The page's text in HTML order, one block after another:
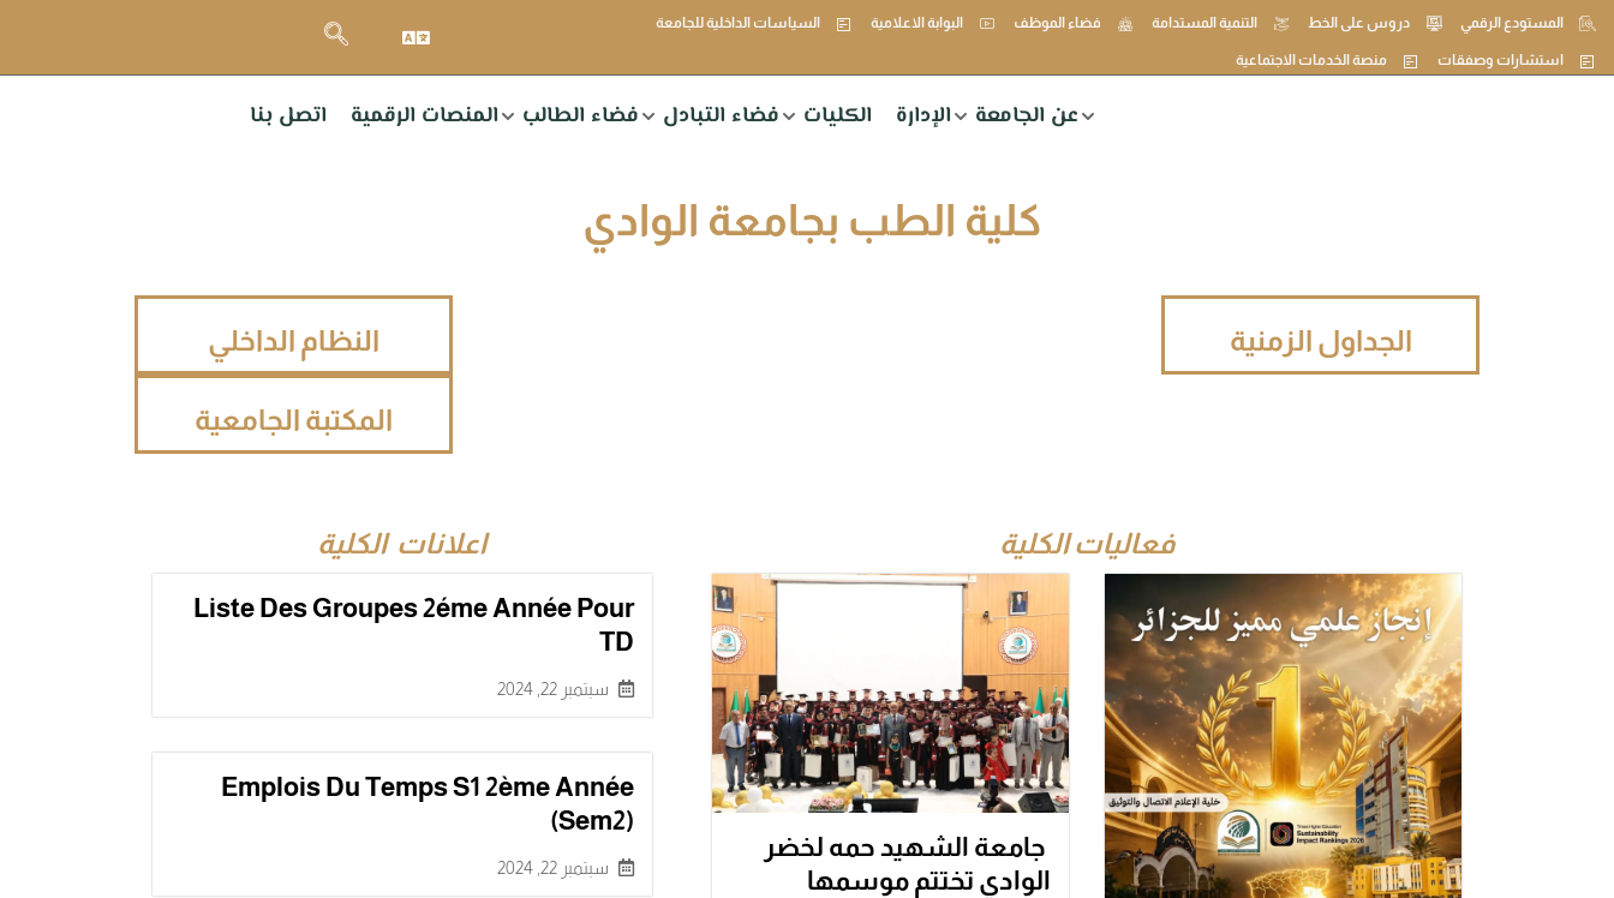
المستودع الرقمي دروس على الخط التنمية المستدامة فضاء الموظف البوابة الاعلامية السياسات الداخلية للجامعة
استشارات وصفقات منصة الخدمات الاجتماعية
عن الجامعة الإدارة الكليات فضاء التبادل فضاء الطالب المنصات الرقمية اتصل بنا
كلية الطب بجامعة الوادي
الجداول الزمنية النظام الداخلي
المكتبة الجامعية
فعاليات الكلية
جامعة الشهيد حمه لخضر
الوادي تختتم موسمها
اعلانات الكلية
Liste Des Groupes 2éme Année Pour
TD
سبتمبر 22, 2024
Emplois Du Temps S1 2ème Année
(sem2)
سبتمبر 22, 2024